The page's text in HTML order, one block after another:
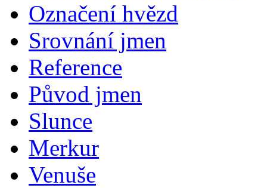
Označení hvězd
Srovnání jmen
Reference
Původ jmen
Slunce
Merkur
Venuše